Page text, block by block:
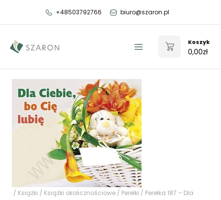
+48503792766 biuro@szaron.pl
Menu
Koszyk
0,00zł
/ Książki / Książki okolicznościowe / Perełki / Perełka 187 – Dla